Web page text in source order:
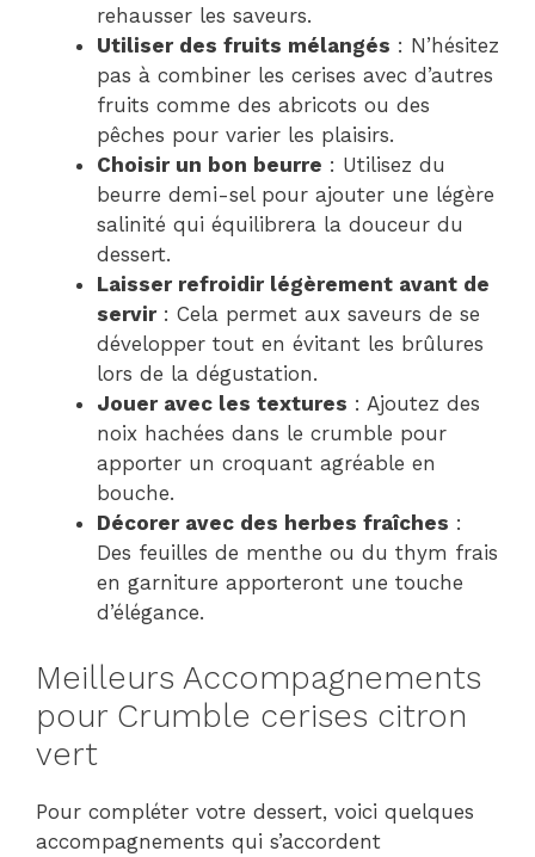
rehausser les saveurs.
Utiliser des fruits mélangés : N’hésitez
pas à combiner les cerises avec d’autres
fruits comme des abricots ou des
pêches pour varier les plaisirs.
Choisir un bon beurre : Utilisez du
beurre demi-sel pour ajouter une légère
salinité qui équilibrera la douceur du
dessert.
Laisser refroidir légèrement avant de
servir: Cela permet aux saveurs de se
développer tout en évitant les brûlures
lors de la dégustation.
Jouer avec les textures : Ajoutez des
noix hachées dans le crumble pour
apporter un croquant agréable en
bouche.
Décorer avec des herbes fraîches :
Des feuilles de menthe ou du thym frais
en garniture apporteront une touche
d’élégance.
Meilleurs Accompagnements
pour Crumble cerises citron
vert
Pour compléter votre dessert, voici quelques
accompagnements qui s’accordent